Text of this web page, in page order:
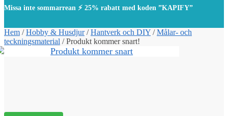
Missa inte sommarrean ⚡ 25% rabatt med koden ”KAPIFY”
Hem /Hobby & Husdjur/Hantverk och DIY /Målar- och
teckningsmaterial /Produkt kommer snart!